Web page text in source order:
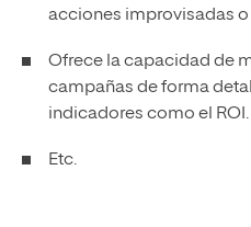
acciones improvisadas
Ofrece la capacidad de
campañas de forma
indicadores como el ROI.
Etc.